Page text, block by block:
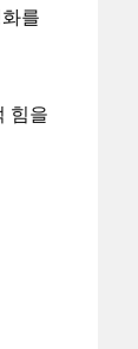
를
힘을